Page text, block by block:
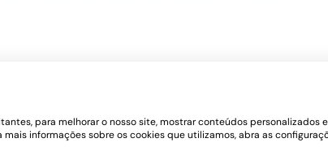
Inc., Google LLC, tampouco oferece serviços
de acordo com a legislação vigente e o Código de
para melhorar o nosso site, mostrar conteúdos personalizados e
informações sobre os cookies que utilizamos, abra as